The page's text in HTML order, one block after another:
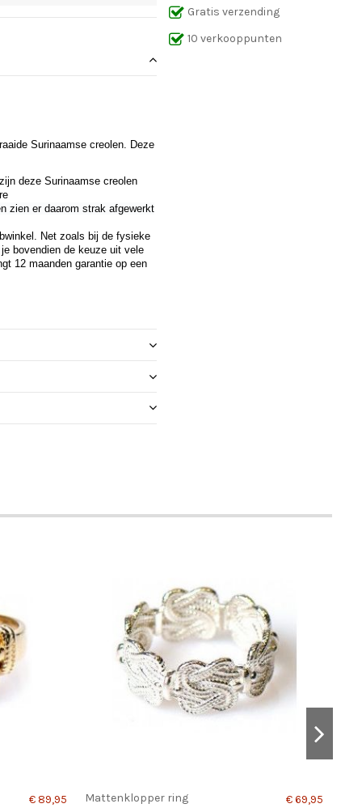
Surinaamse creolen. Deze
deze Surinaamse creolen
zien er daarom strak afgewerkt
Net zoals bij de fysieke
bovendien de keuze uit vele
12 maanden garantie op een
Gratis verzending
10 verkooppunten
€ 89,95 Mattenklopper ring € 69,95